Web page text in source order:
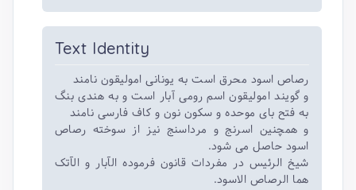
Text Identity
رصاص اسود محرق است به یونانی امولیقون نامند
و گویند امولیقون اسم رومی آبار است و به هندی بنگ
به فتح بای موحده و سکون نون و کاف فارسی نامند
و همچنین اسرنج و مرداسنج نیز از سوخته رصاص
اسود حاصل می شود.
شیخ الرئیس در مفردات قانون فرموده الآبار و الآتک
هما الرصاص الاسود.